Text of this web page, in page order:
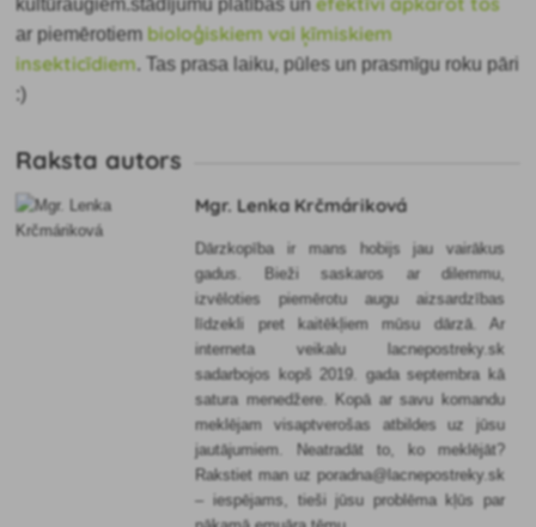
kultūraugiem.stādījumu platības un
ar piemērotiem bioloģiskiem vai ķīmiskiem
insekticīdiem. Tas prasa laiku, pūles un prasmīgu roku pāri
:)
Raksta autors
Mgr. Lenka Krčmáriková
Dārzkopība ir mans hobijs jau vairākus
gadus. Bieži saskaros ar dilemmu,
izvēloties piemērotu augu aizsardzības
līdzekli pret kaitēkļiem mūsu dārzā. Ar
interneta veikalu lacnepostreky.sk
sadarbojos kopš 2019. gada septembra kā
satura menedžere. Kopā ar savu komandu
meklējam visaptverošas atbildes uz jūsu
jautājumiem. Neatradāt to, ko meklējāt?
Rakstiet man uz poradna@lacnepostreky.sk
– iespējams, tieši jūsu problēma kļūs par